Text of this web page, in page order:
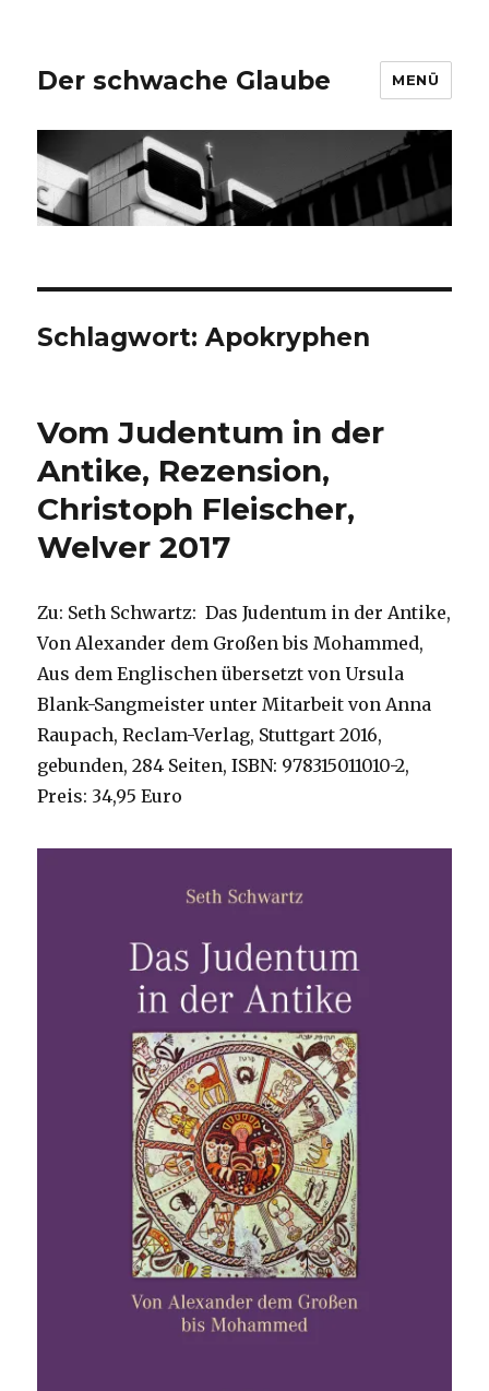
Der schwache Glaube MENÜ
Schlagwort:Apokryphen
Vom Judentum in der
Antike, Rezension,
Christoph Fleischer,
Welver 2017
Zu: Seth Schwartz: Das Judentum in der Antike,
Von Alexander dem Großen bis Mohammed,
Aus dem Englischen übersetzt von Ursula
Blank-Sangmeister unter Mitarbeit von Anna
Raupach, Reclam-Verlag, Stuttgart 2016,
gebunden, 284 Seiten, ISBN: 978315011010-2,
Preis: 34,95 Euro